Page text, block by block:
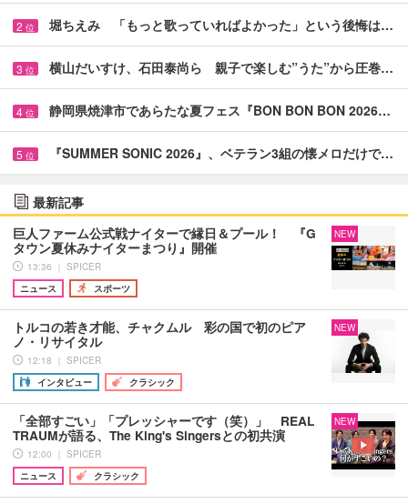
2 位 堀ちえみ 「もっと歌っていればよかった」という後悔は…
3 位 横山だいすけ、石田泰尚ら 親子で楽しむ”うた”から圧巻…
4 位 静岡県焼津市であらたな夏フェス『BON BON BON 2026…
5 位 『SUMMER SONIC 2026』、ベテラン3組の懐メロだけで…
最新記事
巨人ファーム公式戦ナイターで縁日＆プール！ 『G
タウン夏休みナイターまつり』開催
13:36 ｜ SPICER
ニュース
スポーツ
NEW
トルコの若き才能、チャクムル 彩の国で初のピア
ノ・リサイタル
12:18 ｜ SPICER
インタビュー
クラシック
NEW
「全部すごい」「プレッシャーです（笑）」 REAL
TRAUMが語る、The King's Singersとの初共演
12:00 ｜ SPICER
ニュース
クラシック
NEW